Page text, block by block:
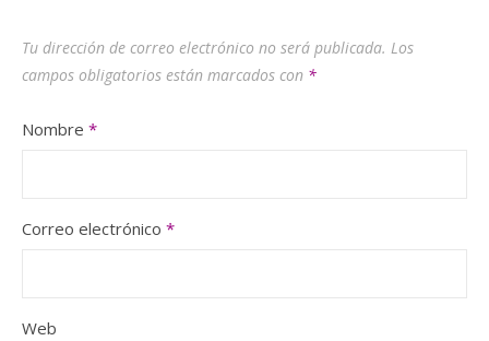
Tu dirección de correo electrónico no será publicada. Los
campos obligatorios están marcados con *
Nombre *
Correo electrónico *
Web